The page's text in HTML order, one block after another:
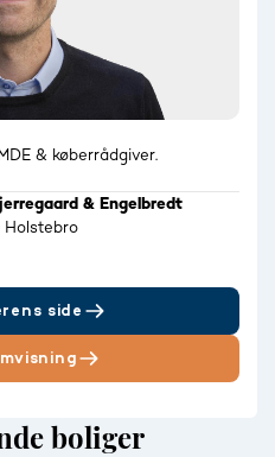
& køberrådgiver.
& Engelbredt
Holstebro
side
boliger